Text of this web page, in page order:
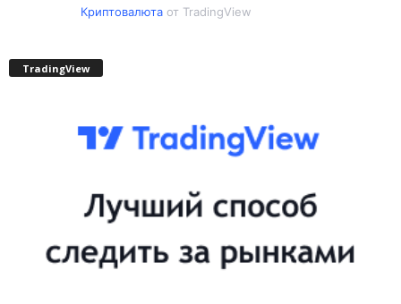
Криптовалютаот TradingView
TradingView